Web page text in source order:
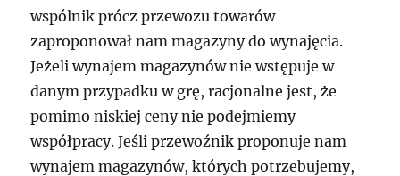
wspólnik prócz przewozu towarów
zaproponował nam magazyny do wynajęcia.
Jeżeli wynajem magazynów nie wstępuje w
danym przypadku w grę, racjonalne jest, że
pomimo niskiej ceny nie podejmiemy
współpracy. Jeśli przewoźnik proponuje nam
wynajem magazynów, których potrzebujemy,